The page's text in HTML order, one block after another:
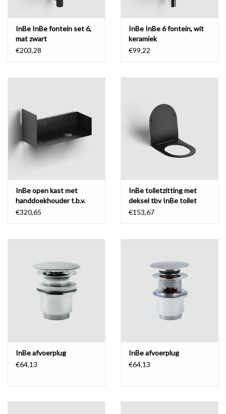
InBe InBe fontein set 6,
mat zwart
€203,28
InBe InBe 6 fontein, wit
keramiek
€99,22
InBe open kast met
handdoekhouder t.b.v.
New Flush 3
€320,65
InBe toiletzitting met
deksel tbv InBe toilet
€153,67
InBe afvoerplug
€64,13
InBe afvoerplug
€64,13